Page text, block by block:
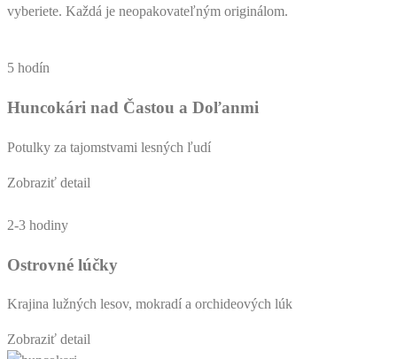
vyberiete. Každá je neopakovateľným originálom.
5 hodín
Huncokári nad Častou a Doľanmi
Potulky za tajomstvami lesných ľudí
Zobraziť detail
2-3 hodiny
Ostrovné lúčky
Krajina lužných lesov, mokradí a orchideových lúk
Zobraziť detail